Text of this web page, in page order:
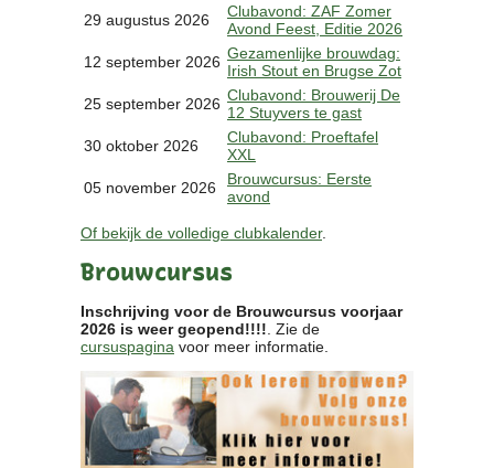
29 augustus 2026
Clubavond: ZAF Zomer
Avond Feest, Editie 2026
12 september 2026 Gezamenlijke brouwdag:
Irish Stout en Brugse Zot
25 september 2026 Clubavond: Brouwerij De
12 Stuyvers te gast
30 oktober 2026
Clubavond: Proeftafel
XXL
05 november 2026
Brouwcursus: Eerste
avond
Of bekijk de volledige clubkalender.
Brouwcursus
Inschrijving voor de Brouwcursus voorjaar
2026 is weer geopend!!!!. Zie de
cursuspagina voor meer informatie.
Bestuur
- Historie
Privacyverklaring
Wedstrijduitslagen
Bijzondere Leden
- Professioneel
- Biersommeliers
Recepten
Recepten
Zoeken